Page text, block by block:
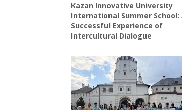
Kazan Innovative University
International Summer School:
Successful Experience of
Intercultural Dialogue